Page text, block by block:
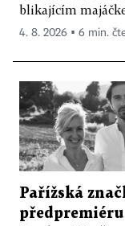
blikajícím
4. 8. 2026 ▪ 6 min.
Pařížská